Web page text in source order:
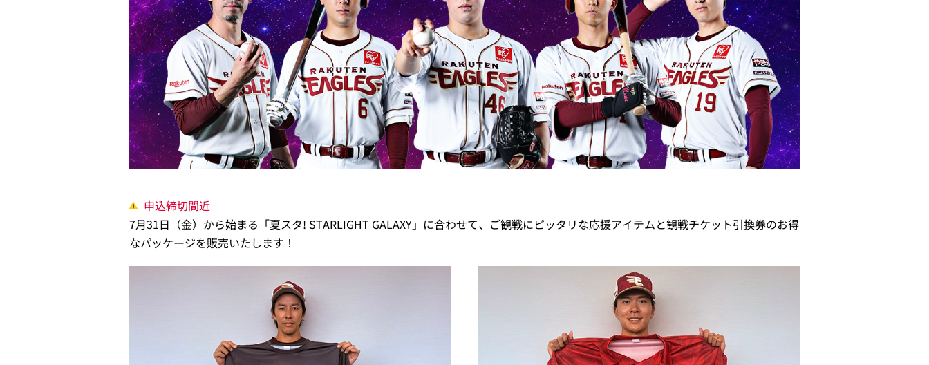
申込締切間近
7月31日（金）から始まる「夏スタ! STARLIGHT GALAXY」に合わせて、ご観戦にピッタリな応援アイテムと観戦チケット引換券のお得
なパッケージを販売いたします！